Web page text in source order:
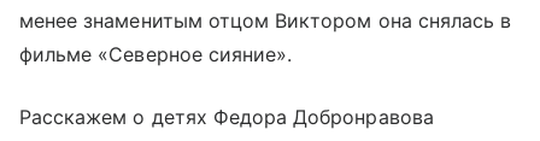
менее знаменитым отцом Виктором она снялась в
фильме «Северное сияние».
Расскажем о детях Федора Добронравова